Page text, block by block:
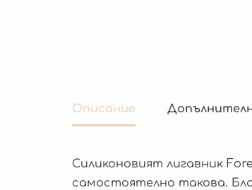
Описание
Силиконовият лигавник
самостоятелно такова.